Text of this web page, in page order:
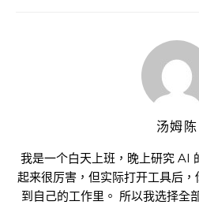
汤姆陈
我是一个白天上班，晚上研究 AI
起来很厉害，但实际打开工具后
到自己的工作里。 所以我选择全